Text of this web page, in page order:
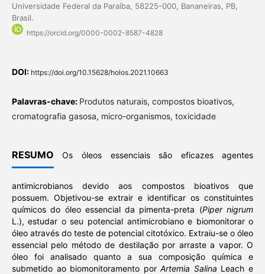
Universidade Federal da Paraíba, 58225-000, Bananeiras, PB,
Brasil.
https://orcid.org/0000-0002-8587-4828
DOI: https://doi.org/10.15628/holos.2021.10663
Palavras-chave: Produtos naturais, compostos bioativos,
cromatografia gasosa, micro-organismos, toxicidade
RESUMO Os óleos essenciais são eficazes agentes
antimicrobianos devido aos compostos bioativos que
possuem. Objetivou-se extrair e identificar os constituintes
químicos do óleo essencial da pimenta-preta (Piper nigrum
L.), estudar o seu potencial antimicrobiano e biomonitorar o
óleo através do teste de potencial citotóxico. Extraiu-se o óleo
essencial pelo método de destilação por arraste a vapor. O
óleo foi analisado quanto a sua composição química e
submetido ao biomonitoramento porArtemia Salina Leach e